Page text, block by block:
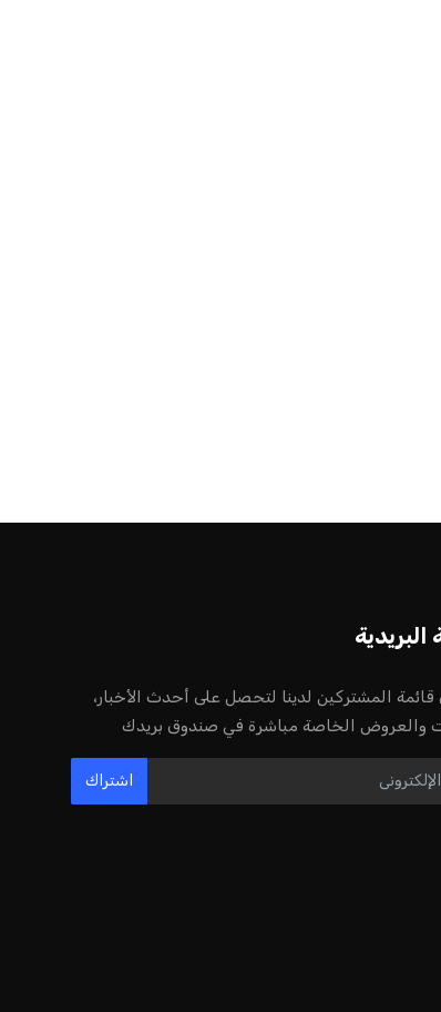
البريدية
قائمة المشتركين لدينا لتحصل على أحدث الأخبار،
والعروض الخاصة مباشرة في صندوق بريدك
اشتراك